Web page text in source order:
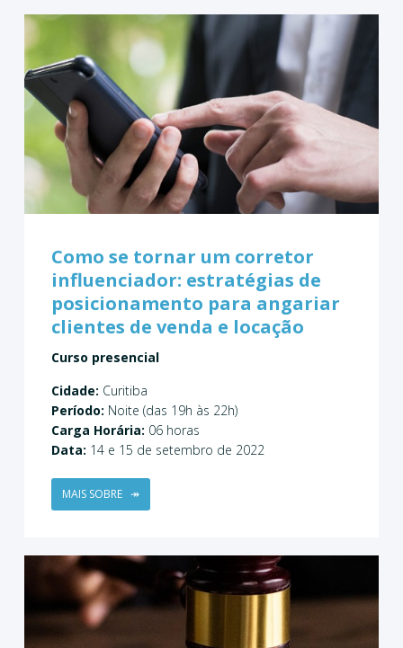
Como se tornar um corretor
influenciador: estratégias de
posicionamento para angariar
clientes de venda e locação
Curso presencial
Cidade: Curitiba
Período: Noite (das 19h às 22h)
Carga Horária: 06 horas
Data: 14 e 15 de setembro de 2022
MAIS SOBRE ↠